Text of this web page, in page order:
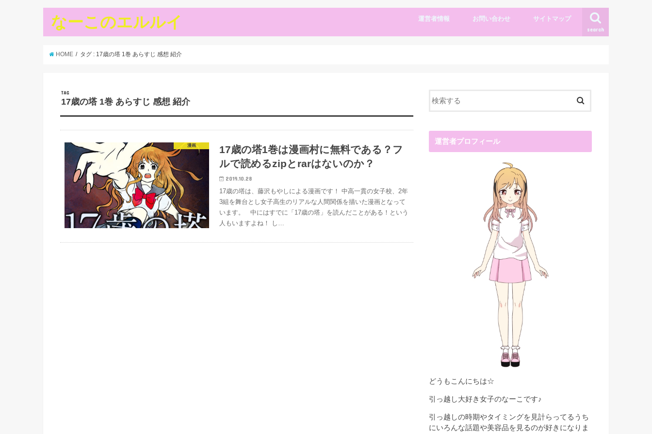
なーこのエルルイ search
運営者情報 お問い合わせ サイトマップ
HOME タグ : 17歳の塔 1巻 あらすじ 感想 紹介
TAG
17歳の塔 1巻 あらすじ 感想 紹介
漫画
17歳の塔1巻は漫画村に無料である？フ
ルで読めるzipとrarはないのか？
2019.10.28
17歳の塔は、藤沢もやしによる漫画です！ 中高一貫の女子校、2年
3組を舞台とし女子高生のリアルな人間関係を描いた漫画となって
います。 中にはすでに「17歳の塔」を読んだことがある！という
人もいますよね！ し…
運営者プロフィール
どうもこんにちは☆
引っ越し大好き女子のなーこです♪
引っ越しの時期やタイミングを見計らってるうち
にいろんな話題や美容品を見るのが好きになりま